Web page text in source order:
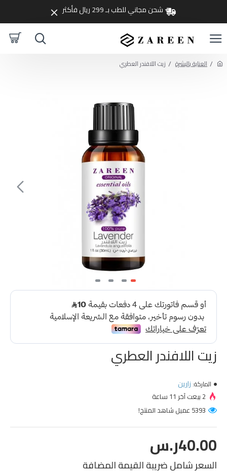
شحن مجاني للطب بـ 299 ريال فأكثر
العناية بالبشرة زيت اللافندر العطري
زيت اللافندر العطري
السعر شامل ضريبة القيمة المضافة
40.00ر.س
الماركة: زارين
2 بيعت آخر 11 ساعة
5393 عميل شاهد المنتج!